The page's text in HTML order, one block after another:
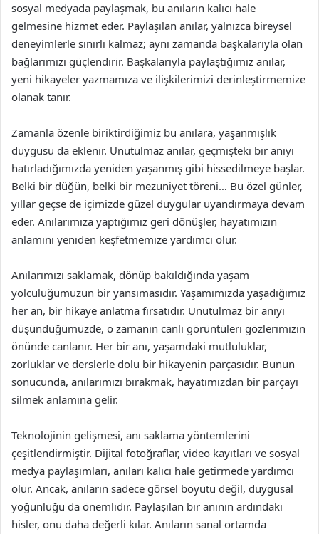
sosyal medyada paylaşmak, bu anıların kalıcı hale
gelmesine hizmet eder. Paylaşılan anılar, yalnızca bireysel
deneyimlerle sınırlı kalmaz; aynı zamanda başkalarıyla olan
bağlarımızı güçlendirir. Başkalarıyla paylaştığımız anılar,
yeni hikayeler yazmamıza ve ilişkilerimizi derinleştirmemize
olanak tanır.
Zamanla özenle biriktirdiğimiz bu anılara, yaşanmışlık
duygusu da eklenir. Unutulmaz anılar, geçmişteki bir anıyı
hatırladığımızda yeniden yaşanmış gibi hissedilmeye başlar.
Belki bir düğün, belki bir mezuniyet töreni… Bu özel günler,
yıllar geçse de içimizde güzel duygular uyandırmaya devam
eder. Anılarımıza yaptığımız geri dönüşler, hayatımızın
anlamını yeniden keşfetmemize yardımcı olur.
Anılarımızı saklamak, dönüp bakıldığında yaşam
yolculuğumuzun bir yansımasıdır. Yaşamımızda yaşadığımız
her an, bir hikaye anlatma fırsatıdır. Unutulmaz bir anıyı
düşündüğümüzde, o zamanın canlı görüntüleri gözlerimizin
önünde canlanır. Her bir anı, yaşamdaki mutluluklar,
zorluklar ve derslerle dolu bir hikayenin parçasıdır. Bunun
sonucunda, anılarımızı bırakmak, hayatımızdan bir parçayı
silmek anlamına gelir.
Teknolojinin gelişmesi, anı saklama yöntemlerini
çeşitlendirmiştir. Dijital fotoğraflar, video kayıtları ve sosyal
medya paylaşımları, anıları kalıcı hale getirmede yardımcı
olur. Ancak, anıların sadece görsel boyutu değil, duygusal
yoğunluğu da önemlidir. Paylaşılan bir anının ardındaki
hisler, onu daha değerli kılar. Anıların sanal ortamda